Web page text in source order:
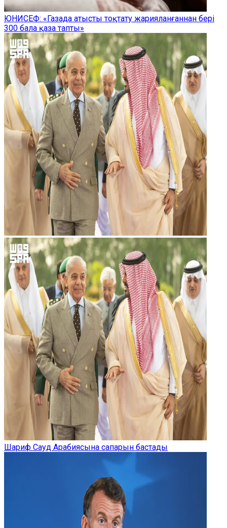
ЮНИСЕФ: «Газада атысты тоқтату жарияланғаннан бері
300 бала қаза тапты»
Шариф Сауд Арабиясына сапарын бастады